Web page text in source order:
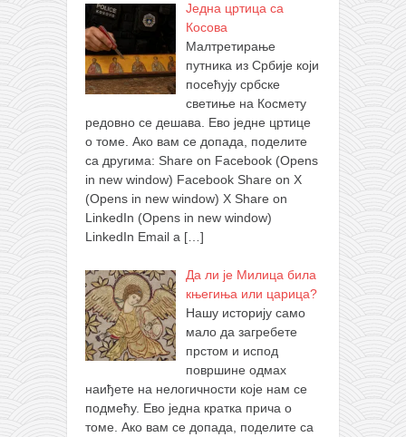
Једна цртица са
Косова
Малтретирање
путника из Србије који
посећују србске
светиње на Космету
редовно се дешава. Ево једне цртице
о томе. Ако вам се допада, поделите
са другима: Share on Facebook (Opens
in new window) Facebook Share on X
(Opens in new window) X Share on
LinkedIn (Opens in new window)
LinkedIn Email a […]
Да ли је Милица била
књегиња или царица?
Нашу историју само
мало да загребете
прстом и испод
површине одмах
наиђете на нелогичности које нам се
подмећу. Ево једна кратка прича о
томе. Ако вам се допада, поделите са